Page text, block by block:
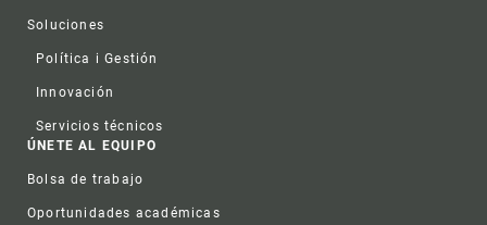
Soluciones
Política i Gestión
Innovación
Servicios técnicos
ÚNETE AL EQUIPO
Bolsa de trabajo
Oportunidades académicas